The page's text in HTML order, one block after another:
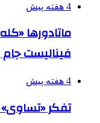
4 هفته پیش
ماتادورها
فینالیست
4 هفته پیش
تفکر